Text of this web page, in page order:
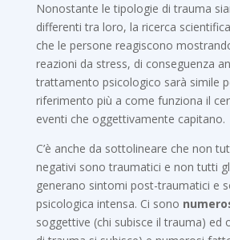
Nonostante le tipologie di trauma
differenti tra loro, la ricerca
che le persone reagiscono
reazioni da stress, di conseguenza
trattamento psicologico sarà simile
riferimento più a come funziona il
eventi che oggettivamente capitano.
C’è anche da sottolineare che non
negativi sono traumatici e non tutti
generano sintomi post-traumatici e
psicologica intensa. Ci sono
soggettive (chi subisce il trauma) ed